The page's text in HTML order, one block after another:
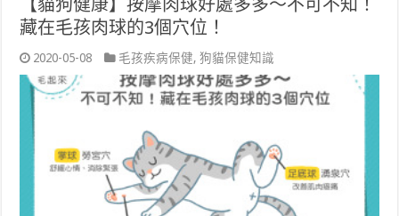
藏在毛孩肉球的3個穴位！
2020-05-08 毛孩疾病保健,狗貓保健知識